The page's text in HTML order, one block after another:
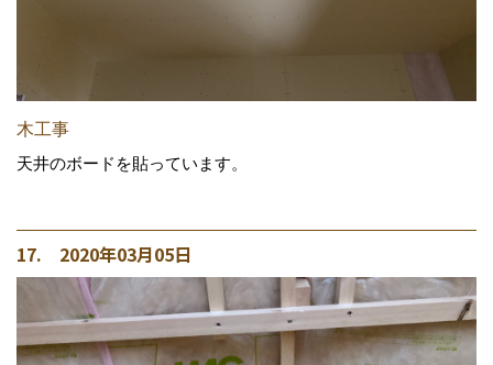
木工事
天井のボードを貼っています。
17. 2020年03月05日